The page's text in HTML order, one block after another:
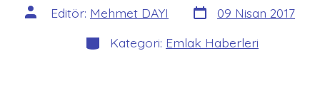
Yazının
yazarı
Editör: Mehmet DAYI Yazı
tarihi
09 Nisan 2017
Kategoriler
Kategori: Emlak Haberleri